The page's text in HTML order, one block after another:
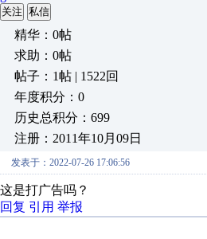
关注 私信
精华：0帖
求助：0帖
帖子：1帖 | 1522回
年度积分：0
历史总积分：699
注册：2011年10月09日
发表于：2022-07-26 17:06:56
这是打广告吗？
回复 引用 举报